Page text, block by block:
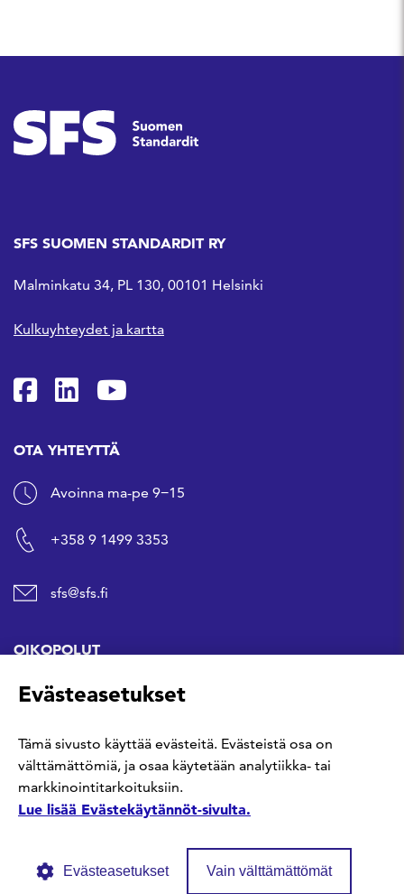
SFS SUOMEN STANDARDIT RY
Malminkatu 34, PL 130, 00101 Helsinki
Kulkuyhteydet ja kartta
SFS Facebookissa
SFS Linkedinissä
SFS Youtubessa
OTA YHTEYTTÄ
Avoinna ma-pe 9−15
+358 9 1499 3353
sfs@sfs.fi
OIKOPOLUT
Hanki standardi
Kommentoi tekeillä olevia standardeja
Evästeasetukset
Tämä sivusto käyttää evästeitä. Evästeistä osa on
välttämättömiä, ja osaa käytetään analytiikka- tai
markkinointitarkoituksiin.
Lue lisää Evästekäytännöt-sivulta.
Evästeasetukset Vain välttämättömät